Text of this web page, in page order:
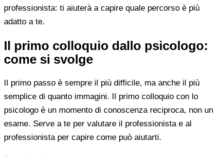
professionista: ti aiuterà a capire quale percorso è più
adatto a te.
Il primo colloquio dallo psicologo:
come si svolge
Il primo passo è sempre il più difficile, ma anche il più
semplice di quanto immagini. Il primo colloquio con lo
psicologo è un momento di conoscenza reciproca, non un
esame. Serve a te per valutare il professionista e al
professionista per capire come può aiutarti.